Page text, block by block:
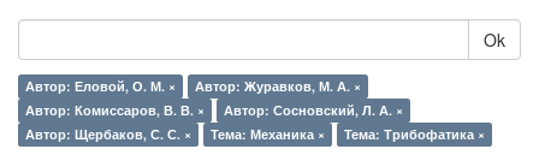
Ok
Автор: Еловой, О. М. ×
Автор: Журавков, М. А. ×
Автор: Комиссаров, В. В. ×
Автор: Сосновский, Л. А. ×
Автор: Щербаков, С. С. ×
Тема: Механика × Тема: Трибофатика ×